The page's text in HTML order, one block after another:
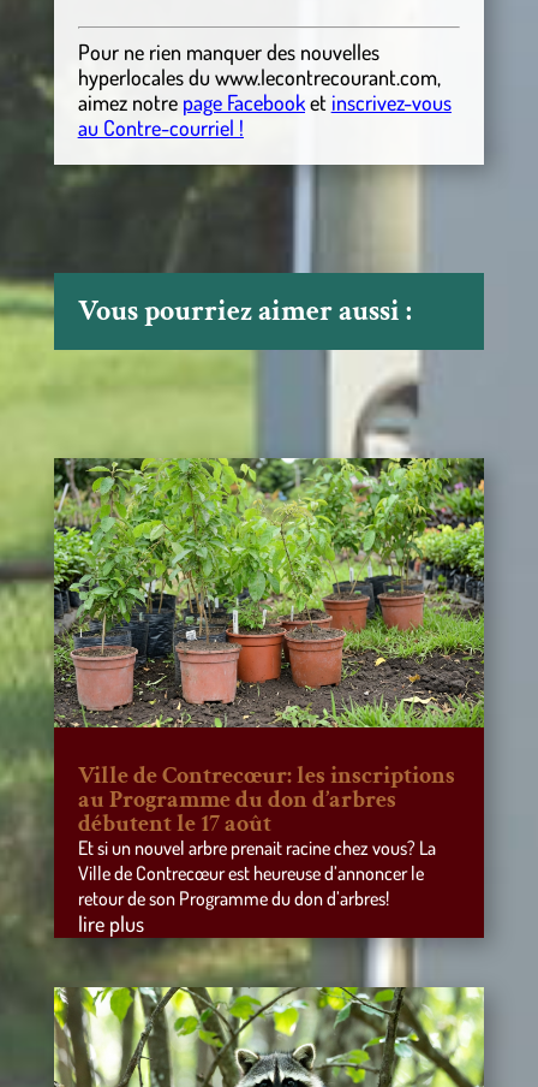
Pour ne rien manquer des nouvelles
hyperlocalesdu www.lecontrecourant.com,
aimez notre page Facebooket inscrivez-vous
au Contre-courriel !
Vous pourriez aimer aussi :
Ville de Contrecœur: les inscriptions
au Programme du don d’arbres
débutent le 17 août
Et si un nouvel arbre prenait racine chez vous? La
Ville de Contrecœur est heureuse d’annoncer le
retour de son Programme du don d’arbres!
lire plus